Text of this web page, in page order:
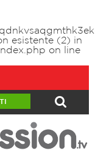
esistente (2) in
on line